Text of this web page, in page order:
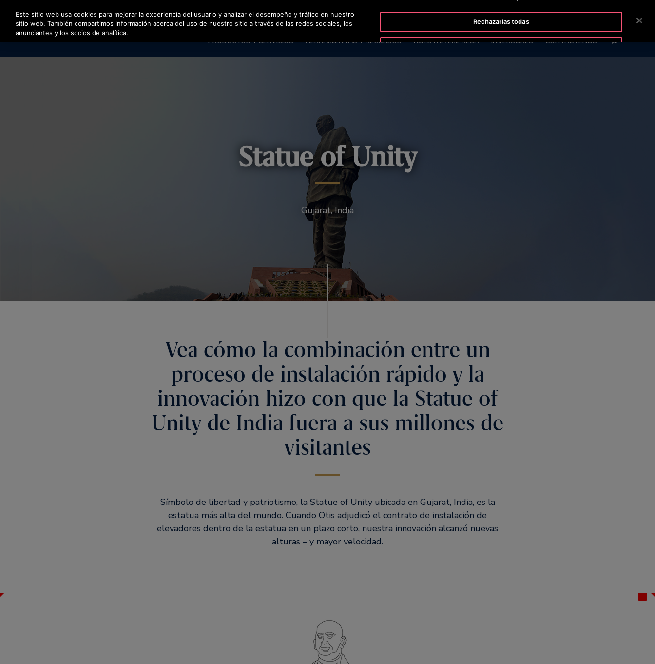
Pulse Intro para saltar al contenido principal
OTISLINE +50422213648 SALA DE PRENSA
PRODUCTOS Y SERVICIOS HERRAMIENTAS Y RECURSOS NUESTRA EMPRESA INVERSORES CONTÁCTENOS BUSCAR
Statue of Unity
Gujarat, India
Vea cómo la combinación entre un
proceso de instalación rápido y la
innovación hizo con que la Statue of
Unity de India fuera a sus millones de
visitantes
Símbolo de libertad y patriotismo, la Statue of Unity ubicada en Gujarat, India, es la
estatua más alta del mundo. Cuando Otis adjudicó el contrato de instalación de
elevadores dentro de la estatua en un plazo corto, nuestra innovación alcanzó nuevas
alturas – y mayor velocidad.
Este sitio web usa cookies para mejorar la experiencia del usuario y analizar el desempeño y tráfico en nuestro
sitio web. También compartimos información acerca del uso de nuestro sitio a través de las redes sociales, los
anunciantes y los socios de analítica.
Rechazarlas todas